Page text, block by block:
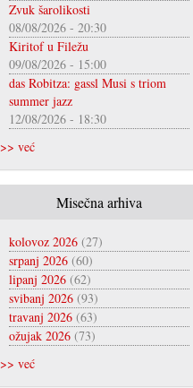
Zvuk šarolikosti
08/08/2026 - 20:30
Kiritof u Filežu
09/08/2026 - 15:00
das Robitza: gassl Musi s triom
summer jazz
12/08/2026 - 18:30
>> već
Misečna arhiva
kolovoz 2026(27)
srpanj 2026(60)
lipanj 2026(62)
svibanj 2026(93)
travanj 2026(63)
ožujak 2026(73)
>> već